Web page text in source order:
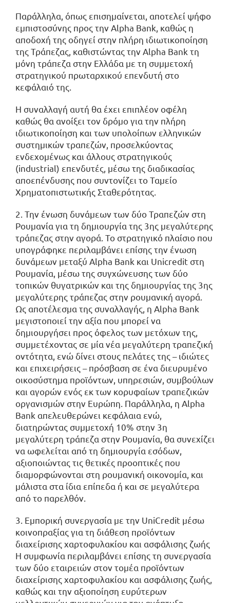
Παράλληλα, όπως επισημαίνεται, αποτελεί ψήφο
εμπιστοσύνης προς την Alpha Bank, καθώς η
αποδοχή της οδηγεί στην πλήρη ιδιωτικοποίηση
της Τράπεζας, καθιστώντας την Alpha Bank τη
μόνη τράπεζα στην Ελλάδα με τη συμμετοχή
στρατηγικού πρωταρχικού επενδυτή στο
κεφάλαιό της.
Η συναλλαγή αυτή θα έχει επιπλέον οφέλη
καθώς θα ανοίξει τον δρόμο για την πλήρη
ιδιωτικοποίηση και των υπολοίπων ελληνικών
συστημικών τραπεζών, προσελκύοντας
ενδεχομένως και άλλους στρατηγικούς
(industrial) επενδυτές, μέσω της διαδικασίας
αποεπένδυσης που συντονίζει το Ταμείο
Χρηματοπιστωτικής Σταθερότητας.
2. Την ένωση δυνάμεων των δύο Τραπεζών στη
Ρουμανία για τη δημιουργία της 3ης μεγαλύτερης
τράπεζας στην αγορά. Το στρατηγικό πλαίσιο που
υπογράφηκε περιλαμβάνει επίσης την ένωση
δυνάμεων μεταξύ Alpha Bank και Unicredit στη
Ρουμανία, μέσω της συγχώνευσης των δύο
τοπικών θυγατρικών και της δημιουργίας της 3ης
μεγαλύτερης τράπεζας στην ρουμανική αγορά.
Ως αποτέλεσμα της συναλλαγής, η Alpha Bank
μεγιστοποιεί την αξία που μπορεί να
δημιουργήσει προς όφελος των μετόχων της,
συμμετέχοντας σε μία νέα μεγαλύτερη τραπεζική
οντότητα, ενώ δίνει στους πελάτες της – ιδιώτες
και επιχειρήσεις – πρόσβαση σε ένα διευρυμένο
οικοσύστημα προϊόντων, υπηρεσιών, συμβούλων
και αγορών ενός εκ των κορυφαίων τραπεζικών
οργανισμών στην Ευρώπη. Παράλληλα, η Alpha
Bank απελευθερώνει κεφάλαια ενώ,
διατηρώντας συμμετοχή 10% στην 3η
μεγαλύτερη τράπεζα στην Ρουμανία, θα συνεχίζει
να ωφελείται από τη δημιουργία εσόδων,
αξιοποιώντας τις θετικές προοπτικές που
διαμορφώνονται στη ρουμανική οικονομία, και
μάλιστα στα ίδια επίπεδα ή και σε μεγαλύτερα
από το παρελθόν.
3. Εμπορική συνεργασία με την UniCredit μέσω
κοινοπραξίας για τη διάθεση προϊόντων
διαχείρισης χαρτοφυλακίου και ασφάλισης ζωής
Η συμφωνία περιλαμβάνει επίσης τη συνεργασία
των δύο εταιρειών στον τομέα προϊόντων
διαχείρισης χαρτοφυλακίου και ασφάλισης ζωής,
καθώς και την αξιοποίηση ευρύτερων